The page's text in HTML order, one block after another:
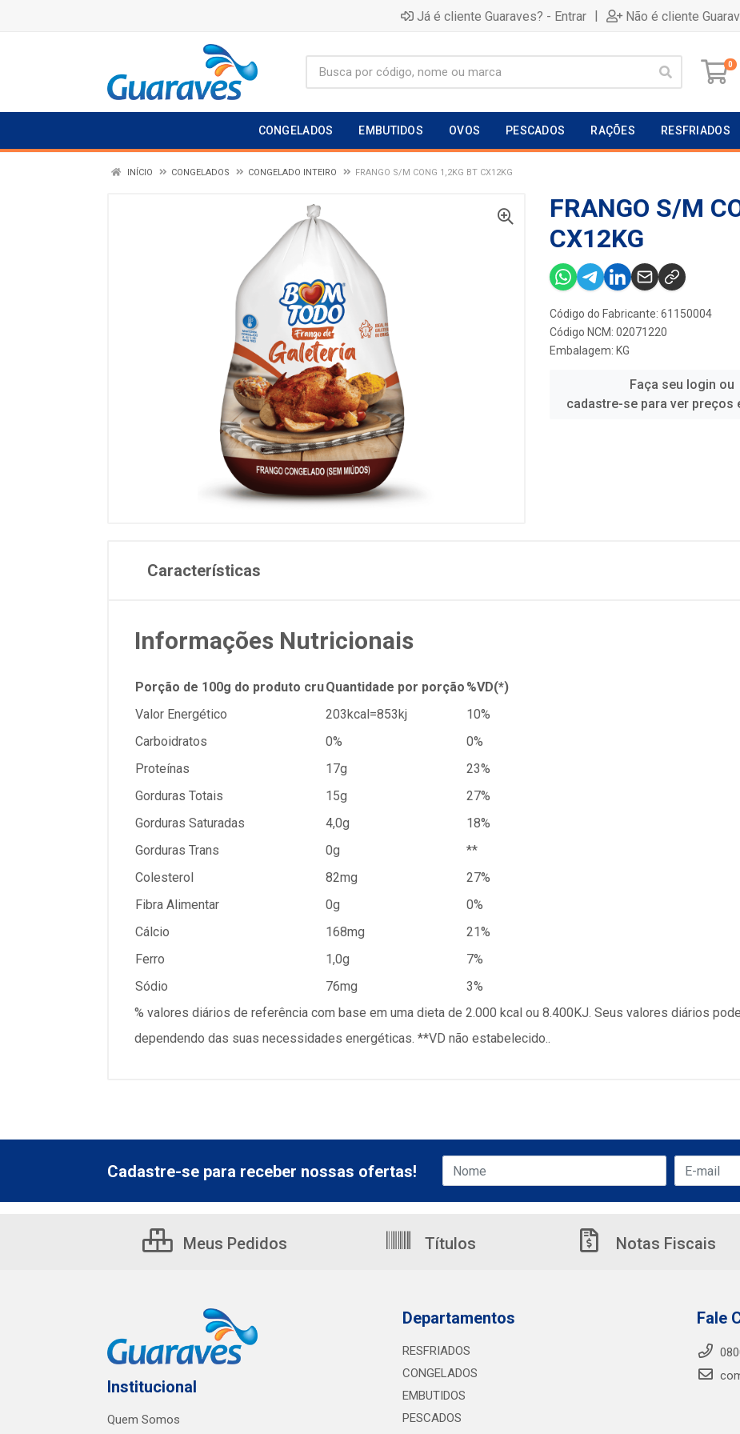
Já é cliente Guaraves? - Entrar | Não é cliente
0
CONGELADOS EMBUTIDOS OVOS PESCADOS RAÇÕES RESFRIADOS
INÍCIO CONGELADOS CONGELADO INTEIRO FRANGO S/M CONG 1,2KG BT CX12KG
FRANGO S/M
CX12KG
Código do Fabricante: 61150004
Código NCM: 02071220
Embalagem: KG
Faça seu login ou
cadastre-se para ver preços
Características
Informações Nutricionais
Porção de 100g do produto cruQuantidade por porção %VD(*)
Valor Energético
203kcal=853kj
10%
Carboidratos
0%
0%
Proteínas
17g
23%
Gorduras Totais
15g
27%
Gorduras Saturadas
4,0g
18%
Gorduras Trans
0g
**
Colesterol
82mg
27%
Fibra Alimentar
0g
0%
Cálcio
168mg
21%
Ferro
1,0g
7%
Sódio
76mg
3%
% valores diários de referência com base em uma dieta de 2.000 kcal ou 8.400KJ. Seus valores diários
dependendo das suas necessidades energéticas. **VD não estabelecido..
Cadastre-se para receber nossas ofertas!
Meus Pedidos Títulos Notas Fiscais
Institucional
Quem Somos
Departamentos
RESFRIADOS
CONGELADOS
EMBUTIDOS
PESCADOS
Fale